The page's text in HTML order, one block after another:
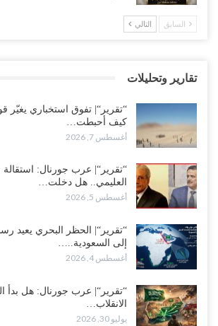
مدير مكتب العليمي يقدم استقالته.. والخلافات
“تعز“| وسط إعادة رسم النفوذ السعودي.. الإصلاح
بالتهريب وعينه على المحافظ..!
أغسطس 4, 2026
“شبوة“| مع تحشيدات عسكرية تنذر بجولة جديدة مع
تعيد تحشيد قواتها في أهم سواحل اليمن على
أغسطس 4, 2026
أغسطس 4, 2026
“مقالات“| عِنْدَما يَغِيب الأَقربون.. وَتَضِيق بِلَاد الله
أغسطس 4, 2026
السابق التالي
تقارير وتحليلات
“تقرير“| تفوق استخباري يغيّر
كيف أحبطت…
أغسطس 7, 2026
“تقرير“| عرب جورنال:
العليمي.. هل دخلت…
أغسطس 5, 2026
“تقرير“| الحظر البحري يعيد
إلى السعودية..…
أغسطس 4, 2026
“تقرير“| عرب جورنال: هل بدأ
الانقلاب…
يوليو 30, 2026